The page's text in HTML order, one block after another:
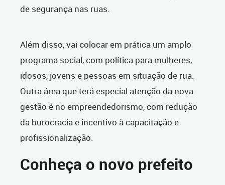
de segurança nas ruas.
Além disso, vai colocar em prática um amplo
programa social, com política para mulheres,
idosos, jovens e pessoas em situação de rua.
Outra área que terá especial atenção da nova
gestão é no empreendedorismo, com redução
da burocracia e incentivo à capacitação e
profissionalização.
Conheça o novo prefeito